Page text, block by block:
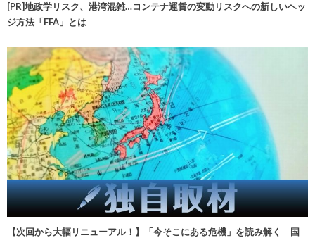
[PR]地政学リスク、港湾混雑…コンテナ運賃の変動リスクへの新しいヘッ
ジ方法「FFA」とは
【次回から大幅リニューアル！】「今そこにある危機」を読み解く 国